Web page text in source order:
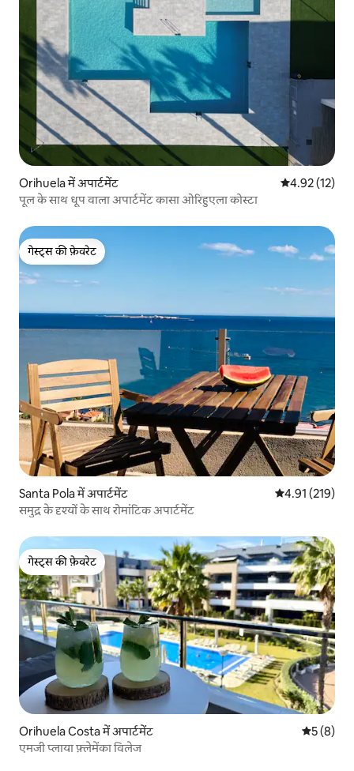
Orihuela में अपार्टमेंट औसत रेटिंग 5 में
4.92 (12)
पूल के साथ धूप वाला अपार्टमेंट कासा ओरिहुएला कोस्टा
गेस्ट्स की फ़ेवरेट
गेस्ट्स की फ़ेवरेट
Santa Pola में अपार्टमेंट औसत रेटिंग 5 में से
4.91 (219)
समुद्र के दृश्यों के साथ रोमांटिक अपार्टमेंट
गेस्ट्स की फ़ेवरेट
गेस्ट्स की फ़ेवरेट
Orihuela Costa में अपार्टमेंट औसत रेटिंग
5 (8)
एमजी प्लाया फ़्लेमेंका विलेज